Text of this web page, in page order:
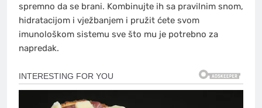
spremno da se brani. Kombinujte ih sa pravilnim snom,
hidratacijom i vježbanjem i pružit ćete svom
imunološkom sistemu sve što mu je potrebno za
napredak.